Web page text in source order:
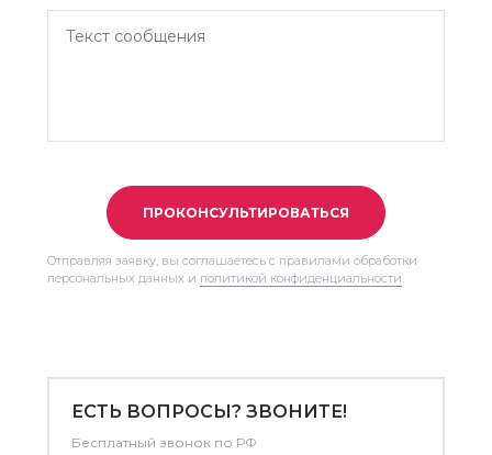
ПРОКОНСУЛЬТИРОВАТЬСЯ
Отправляя заявку, вы соглашаетесь с правилами обработки
персональных данных и политикой конфиденциальности.
ЕСТЬ ВОПРОСЫ? ЗВОНИТЕ!
Бесплатный звонок по РФ